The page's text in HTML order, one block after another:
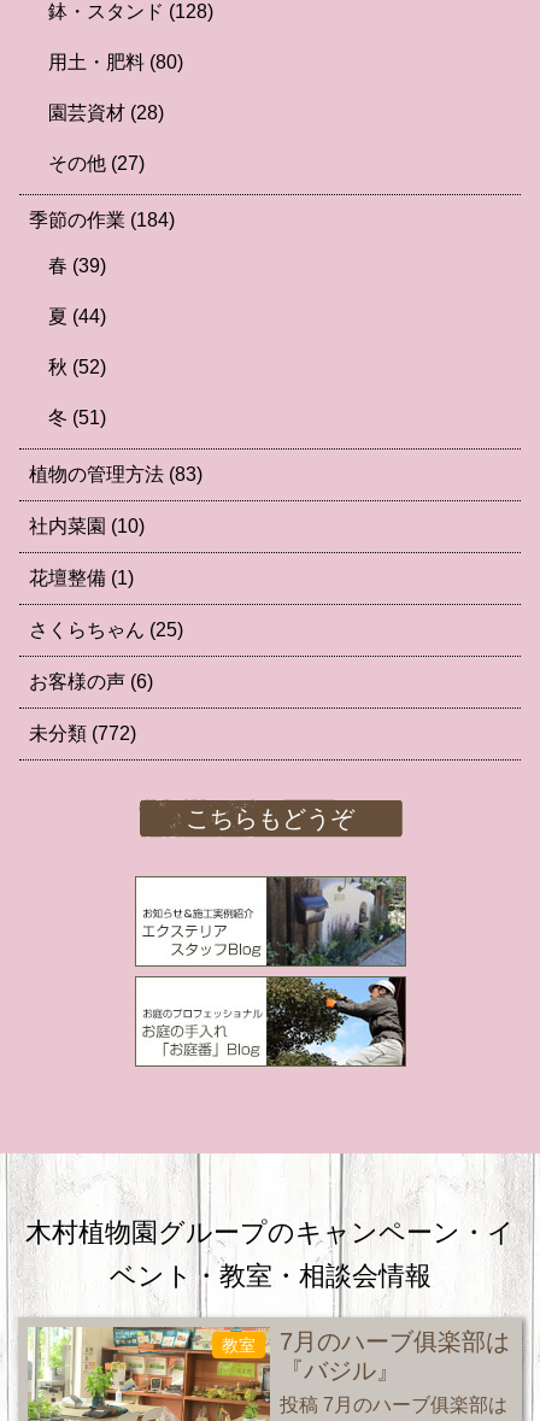
鉢・スタンド (128)
用土・肥料 (80)
園芸資材 (28)
その他 (27)
季節の作業 (184)
春 (39)
夏 (44)
秋 (52)
冬 (51)
植物の管理方法 (83)
社内菜園 (10)
花壇整備 (1)
さくらちゃん (25)
お客様の声 (6)
未分類 (772)
こちらもどうぞ
木村植物園グループのキャンペーン・ イ
ベント・教室・相談会情報
教室
7月のハーブ俱楽部は
『バジル』
投稿 7月のハーブ俱楽部は